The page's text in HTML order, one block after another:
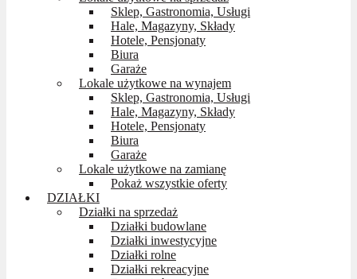
Sklep, Gastronomia, Usługi
Hale, Magazyny, Składy
Hotele, Pensjonaty
Biura
Garaże
Lokale użytkowe na wynajem
Sklep, Gastronomia, Usługi
Hale, Magazyny, Składy
Hotele, Pensjonaty
Biura
Garaże
Lokale użytkowe na zamianę
Pokaż wszystkie oferty
DZIAŁKI
Działki na sprzedaż
Działki budowlane
Działki inwestycyjne
Działki rolne
Działki rekreacyjne